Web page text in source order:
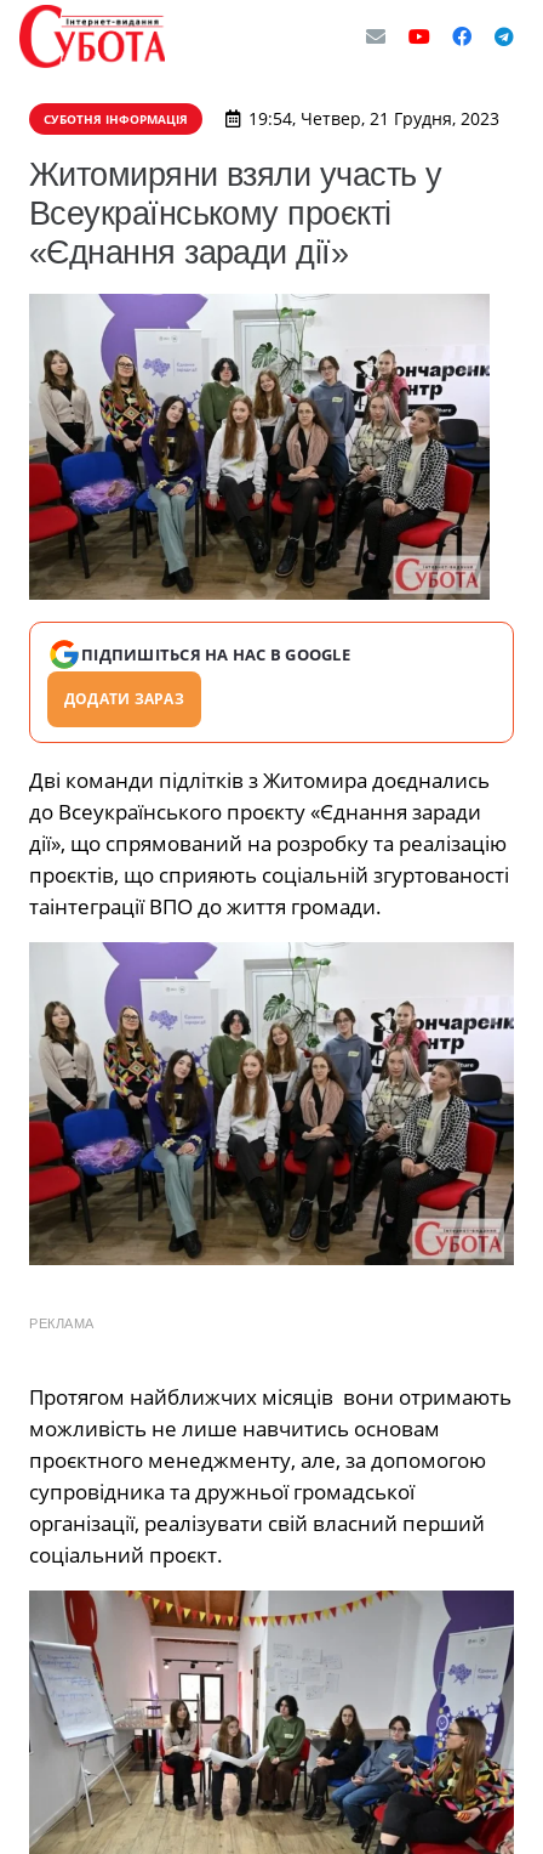
СУБОТНЯ ІНФОРМАЦІЯ 19:54, Четвер, 21 Грудня, 2023
Житомиряни взяли участь у
Всеукраїнському проєкті
«Єднання заради дії»
ПІДПИШІТЬСЯ НА НАС В GOOGLE
ДОДАТИ ЗАРАЗ
Дві команди підлітків зЖитомира доєднались
до Всеукраїнського проєкту«Єднання заради
дії», що спрямований на розробкута реалізацію
проєктів, що сприяють соціальній згуртованості
таінтеграції ВПОдожиття громади.
РЕКЛАМА
Протягом найближчих місяців вони отримають
можливість не лише навчитись основам
проєктного менеджменту, але, за допомогою
супровідника та дружньої громадської
організації, реалізувати свій власний перший
соціальний проєкт.